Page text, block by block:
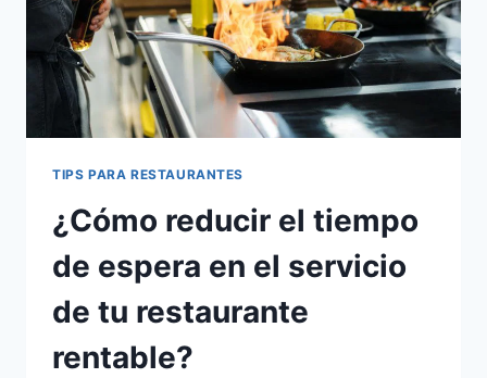
TU
RESTAURANTE?
TIPS PARA RESTAURANTES
¿Cómo reducir el tiempo
de espera en el servicio
de tu restaurante
rentable?